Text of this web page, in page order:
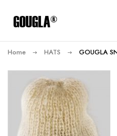
Home HATS GOUGLA